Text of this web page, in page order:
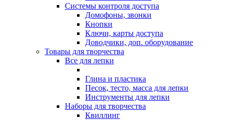
Системы контроля доступа
Домофоны, звонки
Кнопки
Ключи, карты доступа
Доводчики, доп. оборудование
Товары для творчества
Все для лепки
Глина и пластика
Песок, тесто, масса для лепки
Инструменты для лепки
Наборы для творчества
Квиллинг